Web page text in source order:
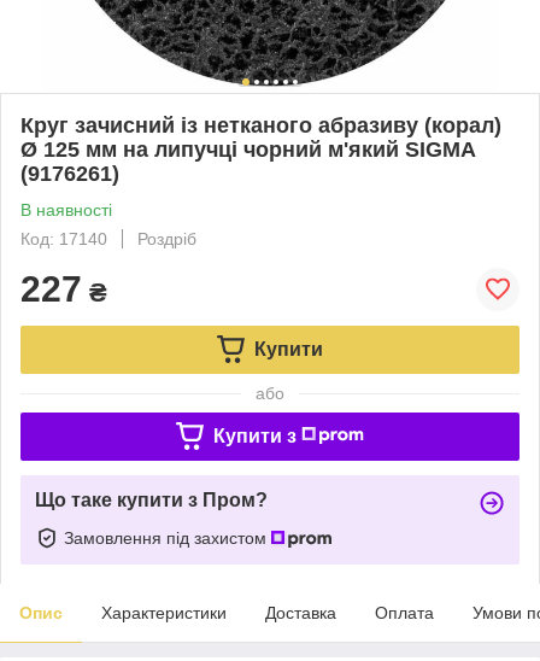
Круг зачисний із нетканого абразиву (корал)
Ø 125 мм на липучці чорний м'який SIGMA
(9176261)
В наявності
Код: 17140
Роздріб
227 ₴
Купити
або
Купити з
Що таке купити з Пром?
Замовлення під захистом
Опис Характеристики Доставка Оплата Умови